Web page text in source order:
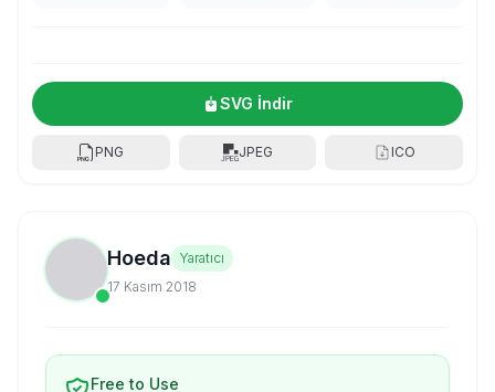
SVG İndir
PNG JPEG ICO
Hoeda Yaratıcı
17 Kasım 2018
Free to Use